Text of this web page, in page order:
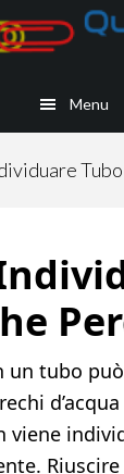
Menu
un tubo
viene